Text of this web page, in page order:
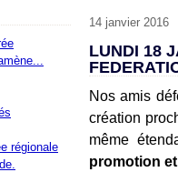
régionale
14 janvier 2016
LUNDI 18
Nos amis
création
même
promotion